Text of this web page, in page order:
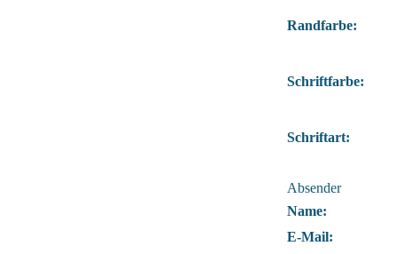
Randfarbe:
Schriftfarbe:
Schriftart:
Absender
Name:
E-Mail: